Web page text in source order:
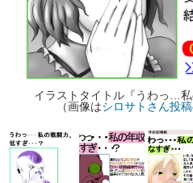
イラストタイトル『うわっ…
（画像はシロサトさん投